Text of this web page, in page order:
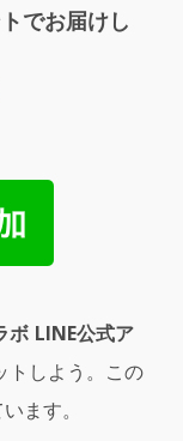
でお届けし
ボ LINE公式ア
トしよう。この
ます。